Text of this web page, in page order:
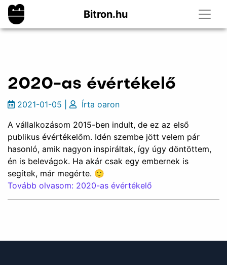
Bitron.hu
2020-as évértékelő
2021-01-05 Írta oaron
A vállalkozásom 2015-ben indult, de ez az első
publikus évértékelőm. Idén szembe jött velem pár
hasonló, amik nagyon inspiráltak, így úgy döntöttem,
én is belevágok. Ha akár csak egy embernek is
segítek, már megérte. 🙂
Tovább olvasom: 2020-as évértékelő